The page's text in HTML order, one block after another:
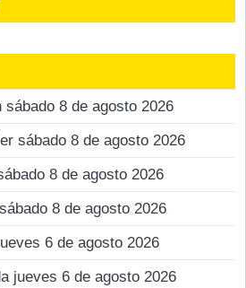
8 de agosto 2026
sábado 8 de agosto 2026
8 de agosto 2026
8 de agosto 2026
6 de agosto 2026
jueves 6 de agosto 2026